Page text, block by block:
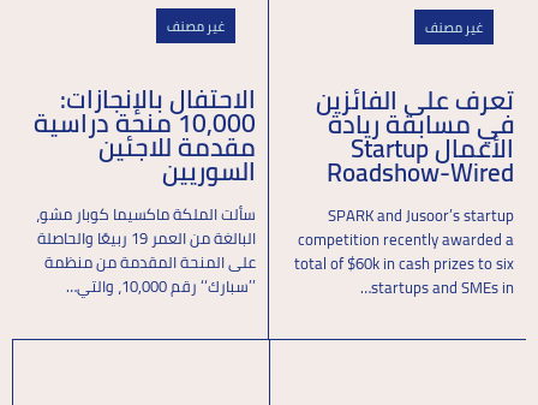
غير مصنف
تعرف على الفائزين
في مسابقة ريادة
الأعمال Startup
Roadshow-Wired
SPARK and Jusoor’s startup
competition recently awarded a
total of $60k in cash prizes to six
startups and SMEs in…
غير مصنف
الاحتفال بالإنجازات:
10,000 منحة دراسية
مقدمة للاجئين
السوريين
سألت الملكة ماكسيما كوبار مشو،
البالغة من العمر 19 ربيعًا والحاصلة
على المنحة المقدمة من منظمة
’’سبارك‘‘ رقم 10,000، والتي…